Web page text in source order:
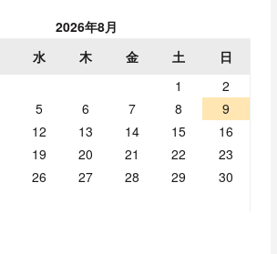
2026年8月
水 木 金 土
日
1
2
5 6 7 8
9
12 13 14 15
16
19 20 21 22
23
26 27 28 29
30